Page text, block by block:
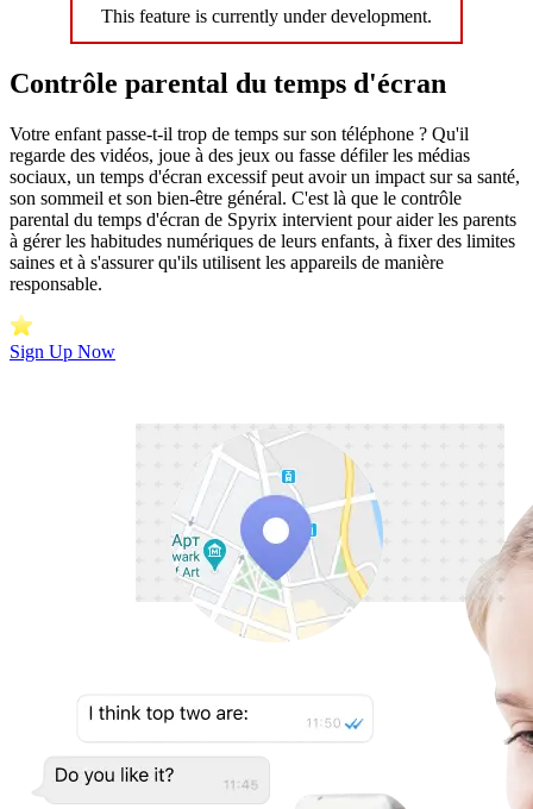
This feature is currently under development.
Contrôle parental du temps d'écran
Votre enfant passe-t-il trop de temps sur son téléphone ? Qu'il
regarde des vidéos, joue à des jeux ou fasse défiler les médias
sociaux, un temps d'écran excessif peut avoir un impact sur sa santé,
son sommeil et son bien-être général. C'est là que le contrôle
parental du temps d'écran de Spyrix intervient pour aider les parents
à gérer les habitudes numériques de leurs enfants, à fixer des limites
saines et à s'assurer qu'ils utilisent les appareils de manière
responsable.
Sign Up Now